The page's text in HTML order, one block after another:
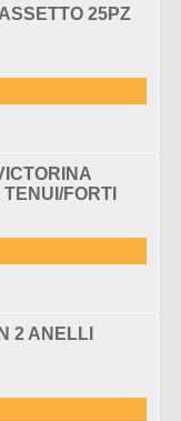
25PZ
FORTI
2 ANELLI